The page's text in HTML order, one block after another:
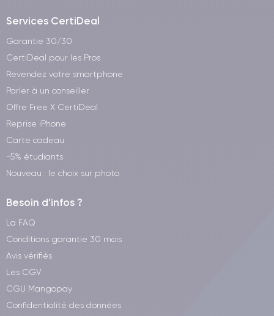
Services CertiDeal
Garantie 30/30
CertiDeal pour les Pros
Revendez votre smartphone
Parler à un conseiller
Offre Free X CertiDeal
Reprise iPhone
Carte cadeau
-5% étudiants
Nouveau : le choix sur photo
Besoin d'infos ?
La FAQ
Conditions garantie 30 mois
Avis vérifiés
Les CGV
CGU Mangopay
Confidentialité des données